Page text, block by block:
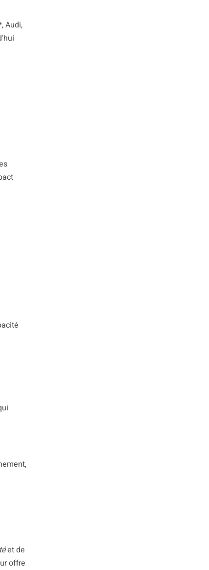
Audi,
et de
offre